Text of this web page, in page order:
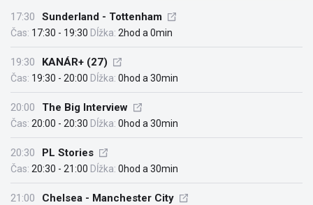
17:30 Sunderland - Tottenham
Čas: 17:30 - 19:30 Dĺžka: 2hod a 0min
19:30 KANÁR+ (27)
Čas: 19:30 - 20:00 Dĺžka: 0hod a 30min
20:00 The Big Interview
Čas: 20:00 - 20:30 Dĺžka: 0hod a 30min
20:30 PL Stories
Čas: 20:30 - 21:00 Dĺžka: 0hod a 30min
21:00 Chelsea - Manchester City